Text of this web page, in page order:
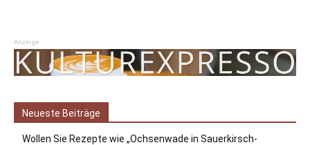
Anzeige
Neueste Beiträge
Wollen Sie Rezepte wie „Ochsenwade in Sauerkirsch-